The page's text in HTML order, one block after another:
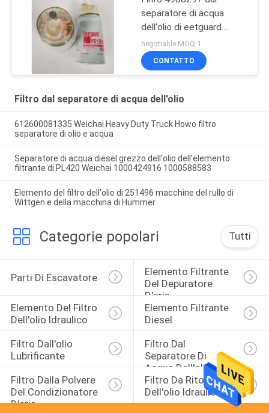
separatore di acqua
dell'olio di eetguard
FS19816
negotiable MOQ:1
CONTATTO
Filtro dal separatore di acqua dell'olio
612600081335 Weichai Heavy Duty Truck Howo filtro
separatore di olio e acqua
Separatore di acqua diesel grezzo dell'olio dell'elemento
filtrante di PL420 Weichai 1000424916 1000588583
Elemento del filtro dell'olio di 251496 macchine del rullo di
Wittgen e della macchina di Hummer
Categorie popolari Tutti
Parti Di Escavatore
Elemento Filtrante
Del Depuratore
D'aria
Elemento Del Filtro
Dell'olio Idraulico
Elemento Filtrante
Diesel
Filtro Dall'olio
Lubrificante
Filtro Dal
Separatore Di
Acqua Dell'olio
Filtro Dalla Polvere
Del Condizionatore
D'aria
Filtro Da Ritorno
Dell'olio Idraulico